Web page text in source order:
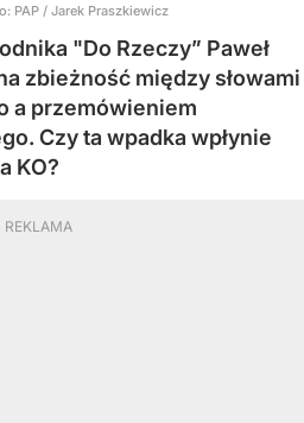
PAP / Jarek Praszkiewicz
"Do Rzeczy” Paweł
zbieżność między słowami
a przemówieniem
Czy ta wpadka wpłynie
KO?